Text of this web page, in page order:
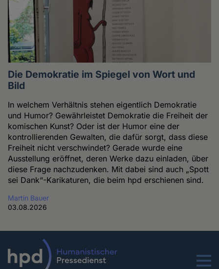
Die Demokratie im Spiegel von Wort und
Bild
In welchem Verhältnis stehen eigentlich Demokratie
und Humor? Gewährleistet Demokratie die Freiheit der
komischen Kunst? Oder ist der Humor eine der
kontrollierenden Gewalten, die dafür sorgt, dass diese
Freiheit nicht verschwindet? Gerade wurde eine
Ausstellung eröffnet, deren Werke dazu einladen, über
diese Frage nachzudenken. Mit dabei sind auch „Spott
sei Dank“-Karikaturen, die beim hpd erschienen sind.
Martin Bauer
03.08.2026
Menu